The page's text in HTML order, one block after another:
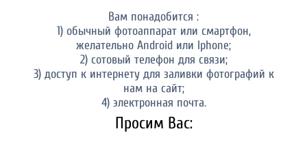
Вам понадобится :
1) обычный фотоаппарат или смартфон,
желательно Android или Iphone;
2) сотовый телефон для связи;
3) доступ к интернету для заливки фотографий к
нам на сайт;
4) электронная почта.
Просим Вас: